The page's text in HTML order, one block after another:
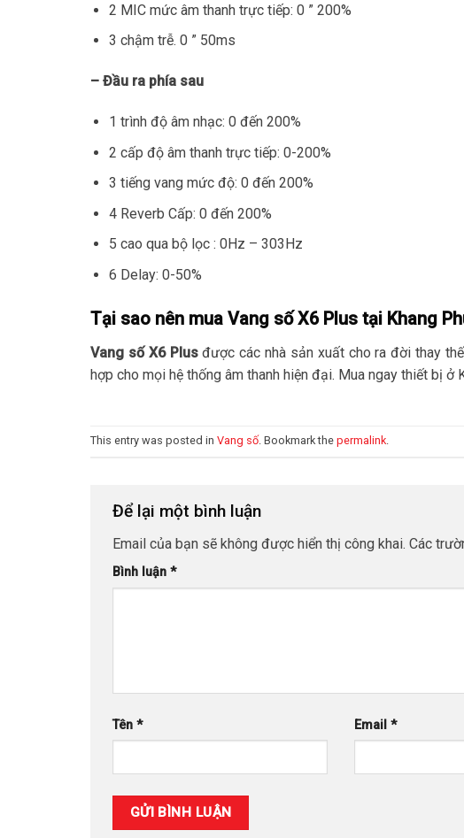
2 MIC mức âm thanh trực tiếp: 0 ” 200%
3 chậm trễ. 0 ” 50ms
– Đầu ra phía sau
1 trình độ âm nhạc: 0 đến 200%
2 cấp độ âm thanh trực tiếp: 0-200%
3 tiếng vang mức độ: 0 đến 200%
4 Reverb Cấp: 0 đến 200%
5 cao qua bộ lọc : 0Hz – 303Hz
6 Delay: 0-50%
Tại sao nên mua Vang số X6 Plus tại Khang
Vang số X6 Plusđược các nhà sản xuất cho ra đời thay
hợp cho mọi hệ thống âm thanh hiện đại. Mua ngay thiết bị ở
This entry was posted in Vang số . Bookmark the permalink
Để lại một bình luận
Email của bạn sẽ không được hiển thị công khai. Các
Bình luận *
Tên * Email*